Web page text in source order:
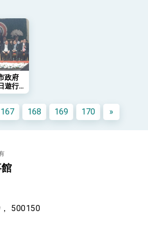
「韌性之島，希望之光」為題發表2026新
「守護民主台灣國安行動方案」記者
以實力守護台海和平 以決心掌握國家
奮起的新臺灣 總統發表國慶演說
執政周年談話 盼面對未來挑戰 堅持
風轉型 穩健前行
職演說影片
談話
要言論
將在美國亞利桑納州設立「駐鳳凰城辦
進一步深化台美交流合作
政府
遊行
167 168 169 170 »
500150